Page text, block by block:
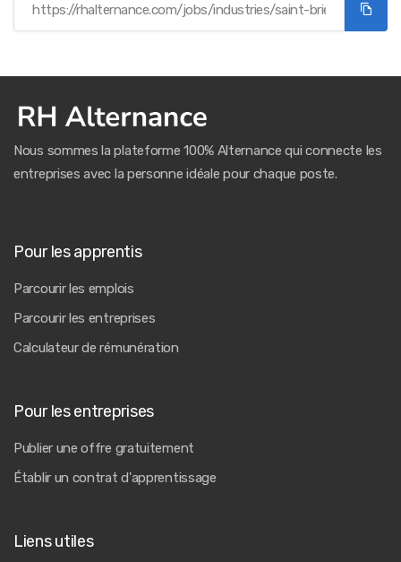
Nous sommes la plateforme 100% Alternance qui connecte les
entreprises avec la personne idéale pour chaque poste.
Pour les apprentis
Parcourir les emplois
Parcourir les entreprises
Calculateur de rémunération
Pour les entreprises
Publier une offre gratuitement
Établir un contrat d'apprentissage
Liens utiles